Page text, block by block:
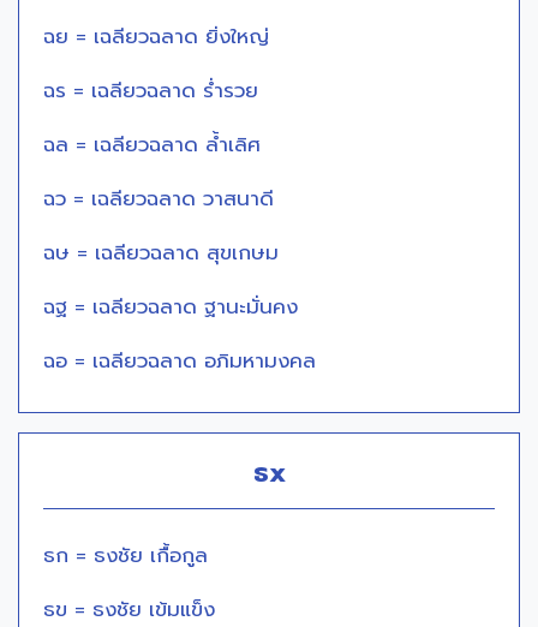
ฉย = เฉลียวฉลาด ยิ่งใหญ่
ฉร = เฉลียวฉลาด ร่ำรวย
ฉล = เฉลียวฉลาด ล้ำเลิศ
ฉว = เฉลียวฉลาด วาสนาดี
ฉษ = เฉลียวฉลาด สุขเกษม
ฉฐ = เฉลียวฉลาด ฐานะมั่นคง
ฉอ = เฉลียวฉลาด อภิมหามงคล
ธx
ธก = ธงชัย เกื้อกูล
ธข = ธงชัย เข้มแข็ง